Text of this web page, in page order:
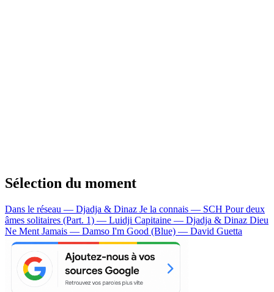
Sélection du moment
Dans le réseau — Djadja & Dinaz Je la connais — SCH Pour deux
âmes solitaires (Part. 1) — Luidji Capitaine — Djadja & Dinaz Dieu
Ne Ment Jamais — Damso I'm Good (Blue) — David Guetta